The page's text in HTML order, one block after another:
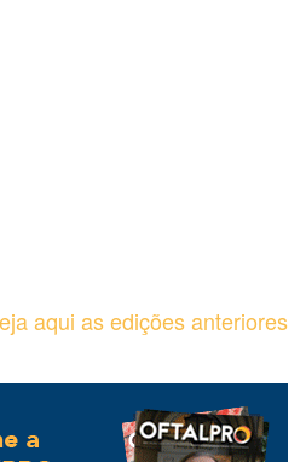
aqui as edições anteriores